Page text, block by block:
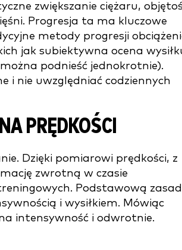
zwiększanie ciężaru,
Progresja ta ma kluczowe
metody progresji
jak subiektywna ocena
podnieść jednokrotnie).
i nie uwzględniać codziennych
PRĘDKOŚCI
Dzięki pomiarowi prędkości, z
zwrotną w czasie
Podstawową
i wysiłkiem. Mówiąc
intensywność i odwrotnie.